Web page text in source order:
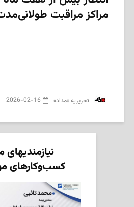
مراکز مراقبت
‌ تحریریه «مداد» 2026-02-16
نیازمندیهای
کسب‌وکارهای